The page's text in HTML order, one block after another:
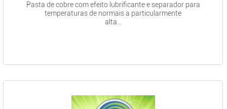
Pasta de cobre com efeito lubrificante e separador para
temperaturas de normais a particularmente
alta...